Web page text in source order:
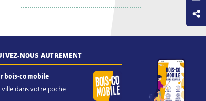
NOUS AUTREMENT
bois-co mobile
ville dans votre poche